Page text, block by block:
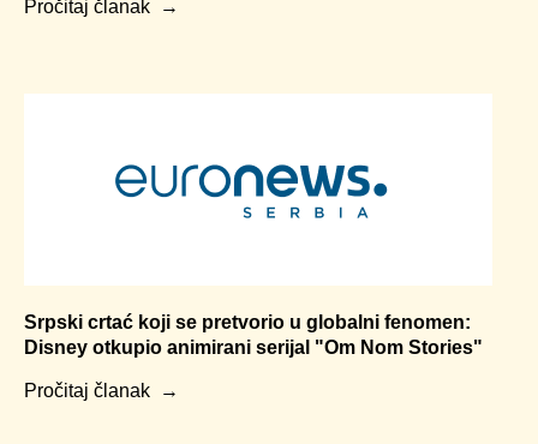
Pročitaj članak
Srpski crtać koji se pretvorio u globalni fenomen:
Disney otkupio animirani serijal "Om Nom Stories"
Pročitaj članak